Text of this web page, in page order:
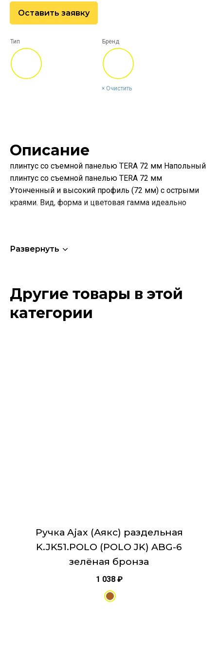
Оставить заявку
Тип Бренд
Очистить
Описание
плинтус со съемной панелью TERA 72 мм Напольный
плинтус со съемной панелью TERA 72 мм
Утонченный и высокий профиль (72 мм) с острыми
краями. Вид, форма и цветовая гамма идеально
Развернуть
Другие товары в этой
категории
Ручка Ajax (Аякс) раздельная
K.JK51.POLO (POLO JK) ABG-6
зелёная бронза
1 038 ₽